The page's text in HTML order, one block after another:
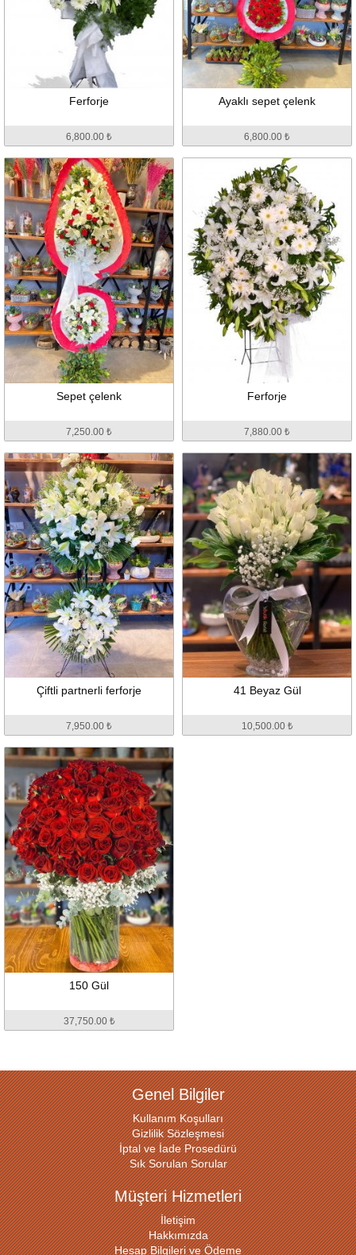
Ferforje
6,800.00 ₺
Ayaklı sepet çelenk
6,800.00 ₺
Sepet çelenk
7,250.00 ₺
Ferforje
7,880.00 ₺
Çiftli partnerli ferforje
7,950.00 ₺
41 Beyaz Gül
10,500.00 ₺
150 Gül
37,750.00 ₺
Genel Bilgiler
Kullanım Koşulları
Gizlilik Sözleşmesi
İptal ve İade Prosedürü
Sık Sorulan Sorular
Müşteri Hizmetleri
İletişim
Hakkımızda
Hesap Bilgileri ve Ödeme